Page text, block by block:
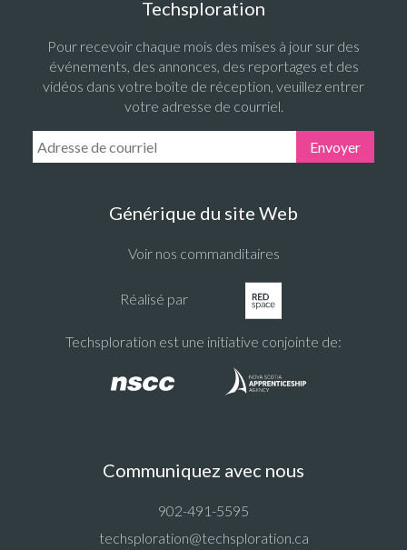
Techsploration
Pour recevoir chaque mois des mises à jour sur des
événements, des annonces, des reportages et des
vidéos dans votre boîte de réception, veuillez entrer
votre adresse de courriel.
Email Address: Envoyer
Générique du site Web
Voir nos commanditaires
Réalisé par
Techsploration est une initiative conjointe de:
Communiquez avec nous
902-491-5595
techsploration@techsploration.ca